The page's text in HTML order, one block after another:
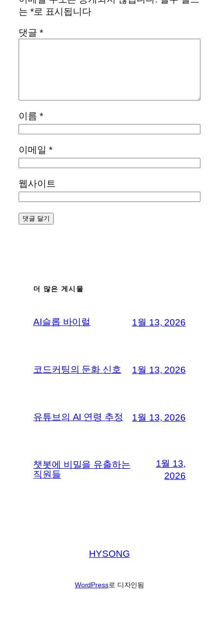
는 *로 표시됩니다
댓글 *
이름 *
이메일 *
웹사이트
더 많은 게시물
AI슬롭 바이럴 1월 13, 2026
코드커팅의 둔화 신호 1월 13, 2026
유튜브의 AI 연령 추정 1월 13, 2026
챗봇에 비밀을 유출하는
직원들
1월 13,
2026
HYSONG
WordPress로 디자인됨